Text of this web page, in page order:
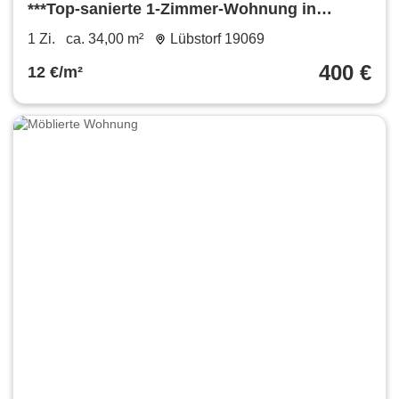
***Top-sanierte 1-Zimmer-Wohnung in
ruhiger Lage***
1 Zi. ca. 34,00 m² Lübstorf 19069
12 €/m² 400 €